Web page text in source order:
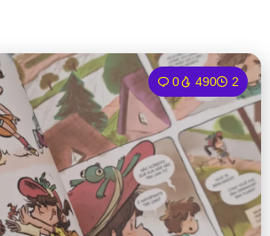
0 490 2